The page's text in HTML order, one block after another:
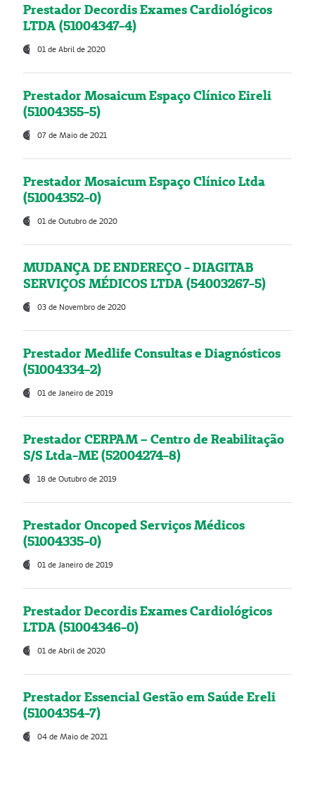
Prestador Decordis Exames Cardiológicos
LTDA (51004347-4)
01 de Abril de 2020
Prestador Mosaicum Espaço Clínico Eireli
(51004355-5)
07 de Maio de 2021
Prestador Mosaicum Espaço Clínico Ltda
(51004352-0)
01 de Outubro de 2020
MUDANÇA DE ENDEREÇO - DIAGITAB
SERVIÇOS MÉDICOS LTDA (54003267-5)
03 de Novembro de 2020
Prestador Medlife Consultas e Diagnósticos
(51004334-2)
01 de Janeiro de 2019
Prestador CERPAM – Centro de Reabilitação
S/S Ltda-ME (52004274-8)
18 de Outubro de 2019
Prestador Oncoped Serviços Médicos
(51004335-0)
01 de Janeiro de 2019
Prestador Decordis Exames Cardiológicos
LTDA (51004346-0)
01 de Abril de 2020
Prestador Essencial Gestão em Saúde Ereli
(51004354-7)
04 de Maio de 2021